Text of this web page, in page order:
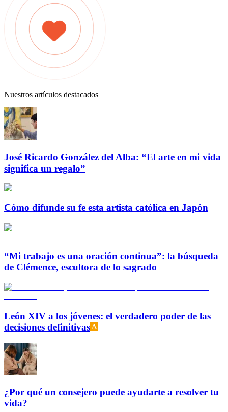
Nuestros artículos destacados
José Ricardo González del Alba: “El arte en mi vida
significa un regalo”
Cómo difunde su fe esta artista católica en Japón
“Mi trabajo es una oración continua”: la búsqueda
de Clémence, escultora de lo sagrado
León XIV a los jóvenes: el verdadero poder de las
decisiones definitivas
¿Por qué un consejero puede ayudarte a resolver tu
vida?